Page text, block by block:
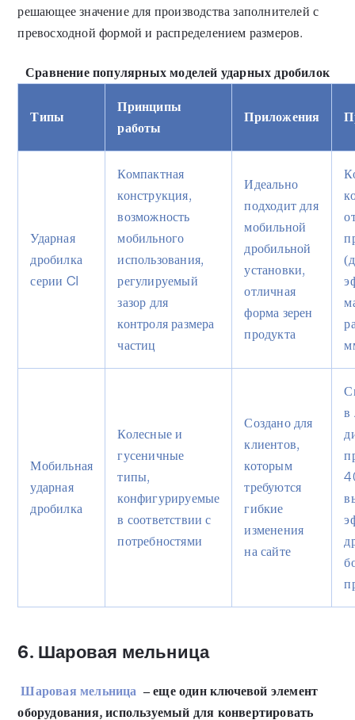
решающее значение для производства заполнителей с
превосходной формой и распределением размеров.
Сравнение популярных моделей ударных дробилок
Типы
Принципы
работы
Приложения
Ударная
дробилка
серии CI
Компактная
конструкция,
возможность
мобильного
использования,
регулируемый
зазор для
контроля размера
частиц
Идеально
подходит для
мобильной
дробильной
установки,
отличная
форма зерен
продукта
Мобильная
ударная
дробилка
Колесные и
гусеничные
типы,
конфигурируемые
в соответствии с
потребностями
Создано для
клиентов,
которым
требуются
гибкие
изменения
на сайте
в
6. Шаровая мельница
Шаровая мельница – еще один ключевой элемент
оборудования, используемый для конвертировать